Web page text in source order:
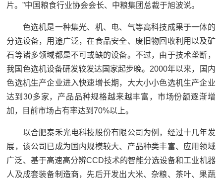
片。”中国粮食行业协会会长、中粮集团总裁于旭波说。
色选机是一种集光、机、电、气等高科技成果于一体的
分选设备，用途广泛，在食品安全、废旧物回收利用以及矿
石等诸多领域都是不可或缺的设备。不过，由于技术垄断，
我国色选机设备研发较发达国家起步晚。2000年以来，国内
色选机生产企业进入快速增长期，大大小小色选机生产企业
达到30多家，产品品种规格越来越丰富，市场份额逐渐增
加，目前市场占有率达到70%以上。
以合肥泰禾光电科技股份有限公司为例，经过十几年发
展，该公司已成为国内规模较大、产品种类丰富、应用领域
广泛、基于高速高分辨CCD技术的智能分选设备和工业机器
人及成套装备制造商，先后开发出大米、杂粮、茶叶、果蔬